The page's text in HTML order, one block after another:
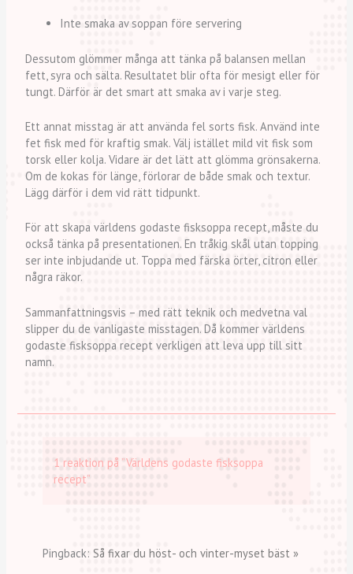
Inte smaka av soppan före servering
Dessutom glömmer många att tänka på balansen mellan
fett, syra och sälta. Resultatet blir ofta för mesigt eller för
tungt. Därför är det smart att smaka av i varje steg.
Ett annat misstag är att använda fel sorts fisk. Använd inte
fet fisk med för kraftig smak. Välj istället mild vit fisk som
torsk eller kolja. Vidare är det lätt att glömma grönsakerna.
Om de kokas för länge, förlorar de både smak och textur.
Lägg därför i dem vid rätt tidpunkt.
För att skapa världens godaste fisksoppa recept, måste du
också tänka på presentationen. En tråkig skål utan topping
ser inte inbjudande ut. Toppa med färska örter, citron eller
några räkor.
Sammanfattningsvis – med rätt teknik och medvetna val
slipper du de vanligaste misstagen. Då kommer världens
godaste fisksoppa recept verkligen att leva upp till sitt
namn.
1 reaktion på ”Världens godaste fisksoppa
recept”
Pingback: Så fixar du höst- och vinter-myset bäst »